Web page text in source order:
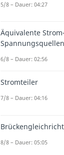
abgebremst wird.
Berechnung
5/8 – Dauer: 04:27
Äquivalente
Spannungsquellen
6/8 – Dauer: 02:56
Stromteiler
7/8 – Dauer: 04:16
8/8 – Dauer: 05:05